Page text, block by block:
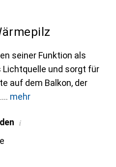
seiner Funktion als
und sorgt für
auf dem Balkon, der
mehr
i